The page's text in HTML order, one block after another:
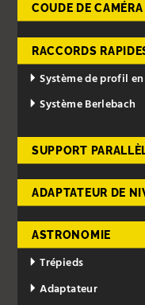
COUDE DE
RACCORDS
Système de profil
Système Berlebach
SUPPORT
ADAPTATEUR DE
ASTRONOMIE
Trépieds
Adaptateur